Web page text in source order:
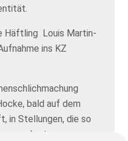
Häftling Louis Martin-
ins KZ
bald auf dem
in Stellungen, die so
scherte man uns